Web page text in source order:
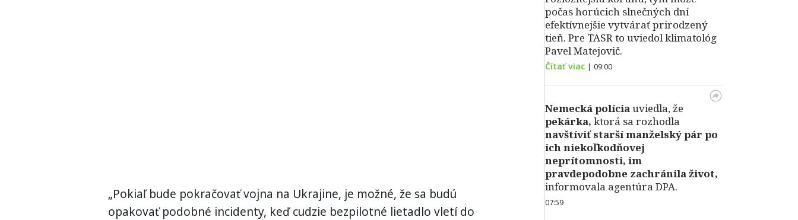
„Pokiaľ bude pokračovať vojna na Ukrajine, je možné, že sa budú
opakovať podobné incidenty, keď cudzie bezpilotné lietadlo vletí do
počas horúcich slnečných dní
efektívnejšie vytvárať prirodzený
tieň. Pre TASR to uviedol klimatológ
Pavel Matejovič.
Čítať viac | 09:00
Nemecká políciauviedla, že
pekárka, ktorá sa rozhodla
navštíviť starší manželský pár po
ich niekoľkodňovej
neprítomnosti, im
pravdepodobne zachránila život,
informovala agentúra DPA.
07:59